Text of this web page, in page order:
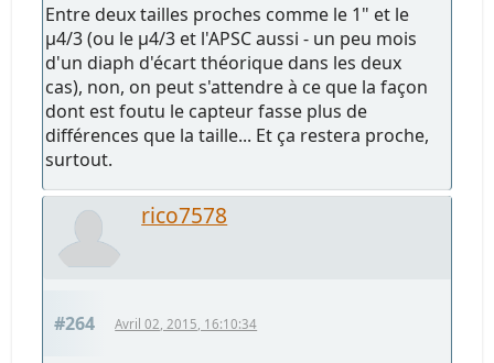
Entre deux tailles proches comme le 1" et le
µ4/3 (ou le µ4/3 et l'APSC aussi - un peu mois
d'un diaph d'écart théorique dans les deux
cas), non, on peut s'attendre à ce que la façon
dont est foutu le capteur fasse plus de
différences que la taille... Et ça restera proche,
surtout.
rico7578
#264 Avril 02, 2015, 16:10:34